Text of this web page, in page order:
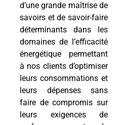
d’une grande maîtrise de
savoirs et de savoir-faire
déterminants dans les
domaines de l’efficacité
énergétique permettant
à nos clients d’optimiser
leurs consommations et
leurs dépenses sans
faire de compromis sur
leurs exigences de